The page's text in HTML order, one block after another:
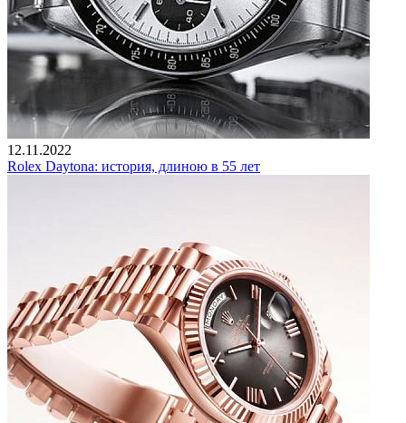
12.11.2022
Rolex Daytona: история, длиною в 55 лет